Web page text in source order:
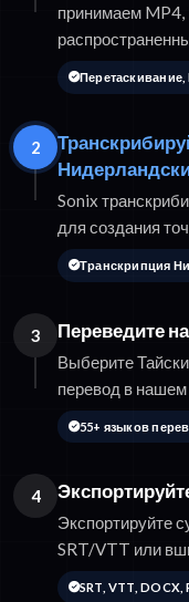
принимаем MP4,
2
Sonix
для создания
Транскрипция
3 Переведите
Выберите
перевод в
55+ языков
4
Экспортируйте
SRT/VTT или
SRT, VTT, DOCX,